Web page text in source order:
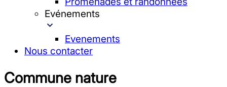
Evénements
Evenements
Nous contacter
Commune nature